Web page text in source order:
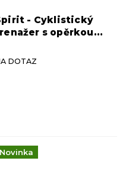
- Cyklistický
s opěrkou
grey
DOTAZ
Novinka